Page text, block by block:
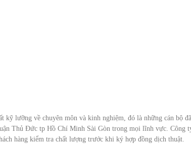
lưỡng về chuyên môn và kinh nghiệm, đó là những cán bộ
Thủ Đức tp Hồ Chí Minh Sài Gòn trong mọi lĩnh vực. Công
hàng kiểm tra chất lượng trước khi ký hợp đồng dịch thuật.